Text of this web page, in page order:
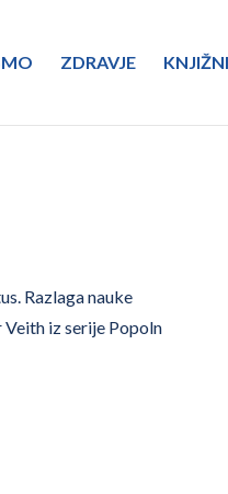
ZDRAVJE
Razlaga nauke
iz serije Popoln